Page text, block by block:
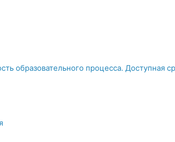
образовательного процесса. Доступная